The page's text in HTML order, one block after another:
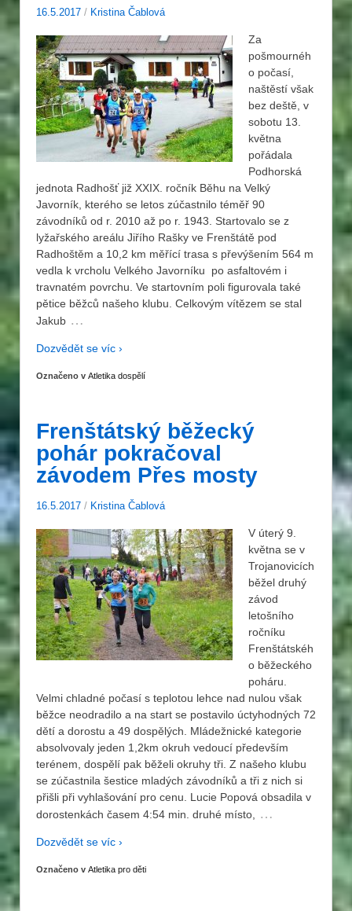
16.5.2017 / Kristina Čablová
Za
pošmournéh
o počasí,
naštěstí však
bez deště, v
sobotu 13.
května
pořádala
Podhorská
jednota Radhošť již XXIX. ročník Běhu na Velký
Javorník, kterého se letos zúčastnilo téměř 90
závodníků od r. 2010 až po r. 1943. Startovalo se z
lyžařského areálu Jiřího Rašky ve Frenštátě pod
Radhoštěm a 10,2 km měřící trasa s převýšením 564 m
vedla k vrcholu Velkého Javorníku po asfaltovém i
travnatém povrchu. Ve startovním poli figurovala také
pětice běžců našeho klubu. Celkovým vítězem se stal
Jakub …
Dozvědět se víc ›
Označeno v Atletika dospělí
Frenštátský běžecký
pohár pokračoval
závodem Přes mosty
16.5.2017 / Kristina Čablová
V úterý 9.
května se v
Trojanovicích
běžel druhý
závod
letošního
ročníku
Frenštátskéh
o běžeckého
poháru.
Velmi chladné počasí s teplotou lehce nad nulou však
běžce neodradilo a na start se postavilo úctyhodných 72
dětí a dorostu a 49 dospělých. Mládežnické kategorie
absolvovaly jeden 1,2km okruh vedoucí především
terénem, dospělí pak běželi okruhy tři. Z našeho klubu
se zúčastnila šestice mladých závodníků a tři z nich si
přišli při vyhlašování pro cenu. Lucie Popová obsadila v
dorostenkách časem 4:54 min. druhé místo,
…
Dozvědět se víc ›
Označeno v Atletika pro děti